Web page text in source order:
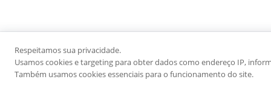
Respeitamos sua privacidade.
Usamos cookies e targeting para obter dados como endereço IP,
Também usamos cookies essenciais para o funcionamento do site.